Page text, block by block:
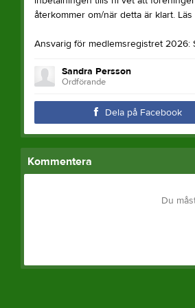
återkommer om/när detta är klart.
Ansvarig för medlemsregistret 2026:
Sandra Persson
Ordförande
Dela på Facebook
Kommentera
Du